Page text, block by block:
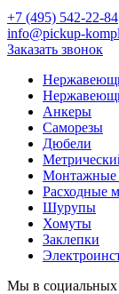
+7 (495) 542-22-84
info@pickup-
Заказать звонок
Анкеры
Саморезы
Дюбели
Монтажные
Расходные
Шурупы
Хомуты
Заклепки
Мы в социальных